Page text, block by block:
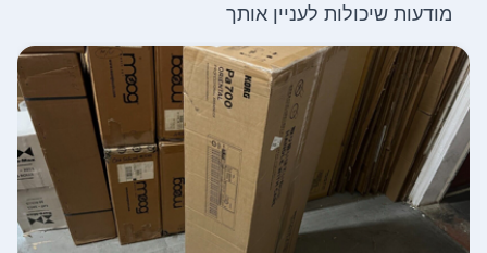
מודעות שיכולות לעניין אותך